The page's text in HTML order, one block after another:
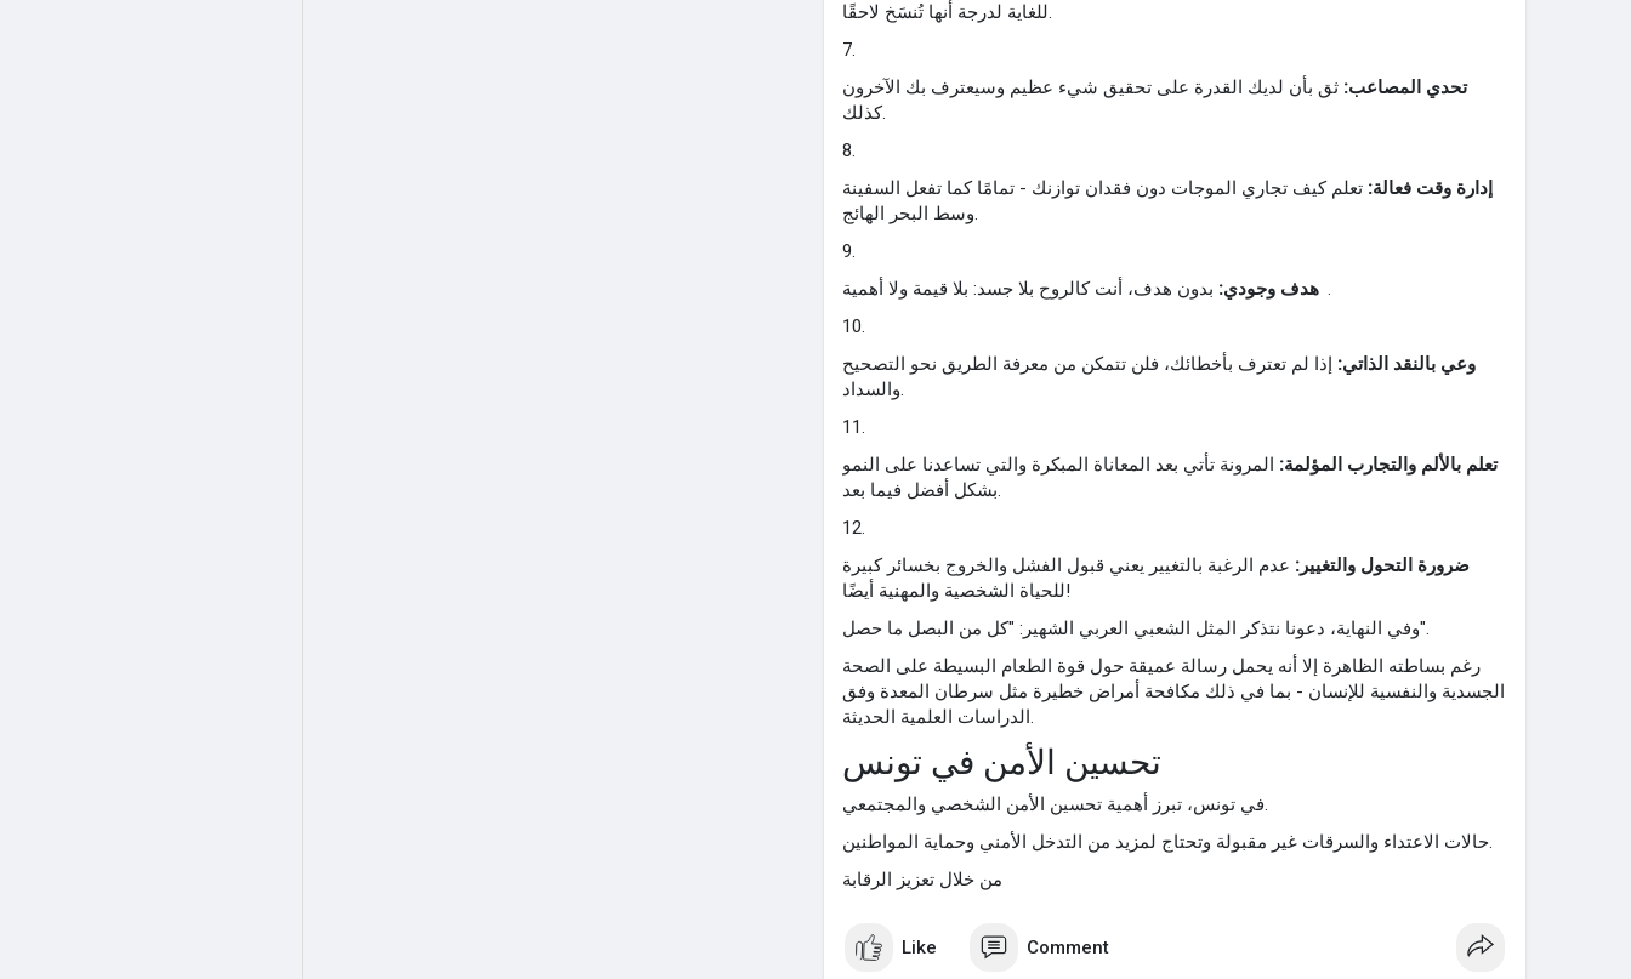
للغاية لدرجة أنها تُنسَخ لاحقًا.
7.
تحدي المصاعب: ثق بأن لديك القدرة على تحقيق شيء عظيم وسيعترف بك الآخرون
كذلك.
8.
إدارة وقت فعالة: تعلم كيف تجاري الموجات دون فقدان توازنك - تمامًا كما تفعل السفينة
وسط البحر الهائج.
9.
هدف وجودي: بدون هدف، أنت كالروح بلا جسد: بلا قيمة ولا أهمية.
10.
وعي بالنقد الذاتي: إذا لم تعترف بأخطائك، فلن تتمكن من معرفة الطريق نحو التصحيح
والسداد.
11.
تعلم بالألم والتجارب المؤلمة: المرونة تأتي بعد المعاناة المبكرة والتي تساعدنا على النمو
بشكل أفضل فيما بعد.
12.
ضرورة التحول والتغيير: عدم الرغبة بالتغيير يعني قبول الفشل والخروج بخسائر كبيرة
للحياة الشخصية والمهنية أيضًا!
وفي النهاية، دعونا نتذكر المثل الشعبي العربي الشهير: "كل من البصل ما حصل".
رغم بساطته الظاهرة إلا أنه يحمل رسالة عميقة حول قوة الطعام البسيطة على الصحة
الجسدية والنفسية للإنسان - بما في ذلك مكافحة أمراض خطيرة مثل سرطان المعدة وفق
الدراسات العلمية الحديثة.
تحسين الأمن في تونس
في تونس، تبرز أهمية تحسين الأمن الشخصي والمجتمعي.
حالات الاعتداء والسرقات غير مقبولة وتحتاج لمزيد من التدخل الأمني وحماية المواطنين.
من خلال تعزيز الرقابة
Like Comment